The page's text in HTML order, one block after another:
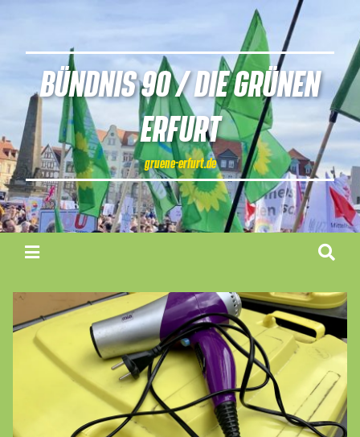
BÜNDNIS 90 / DIE GRÜNEN
ERFURT
gruene-erfurt.de